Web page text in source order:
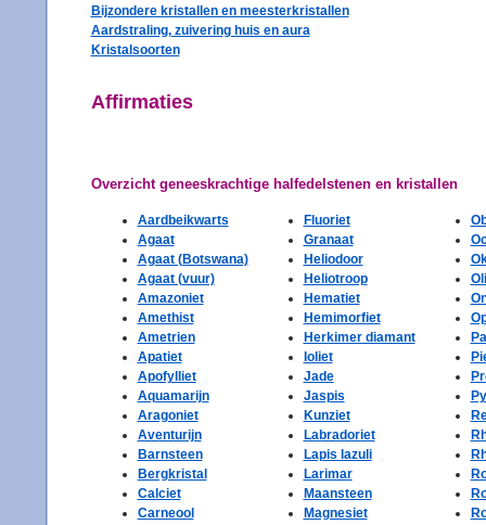
Bijzondere kristallen en meesterkristallen
Aardstraling, zuivering huis en aura
Kristalsoorten
Affirmaties
Overzicht geneeskrachtige halfedelstenen en kristallen
Aardbeikwarts
Agaat
Agaat (Botswana)
Agaat (vuur)
Amazoniet
Amethist
Ametrien
Apatiet
Apofylliet
Aquamarijn
Aragoniet
Aventurijn
Barnsteen
Bergkristal
Calciet
Carneool
Fluoriet
Granaat
Heliodoor
Heliotroop
Hematiet
Hemimorfiet
Herkimer diamant
Ioliet
Jade
Jaspis
Kunziet
Labradoriet
Lapis lazuli
Larimar
Maansteen
Magnesiet